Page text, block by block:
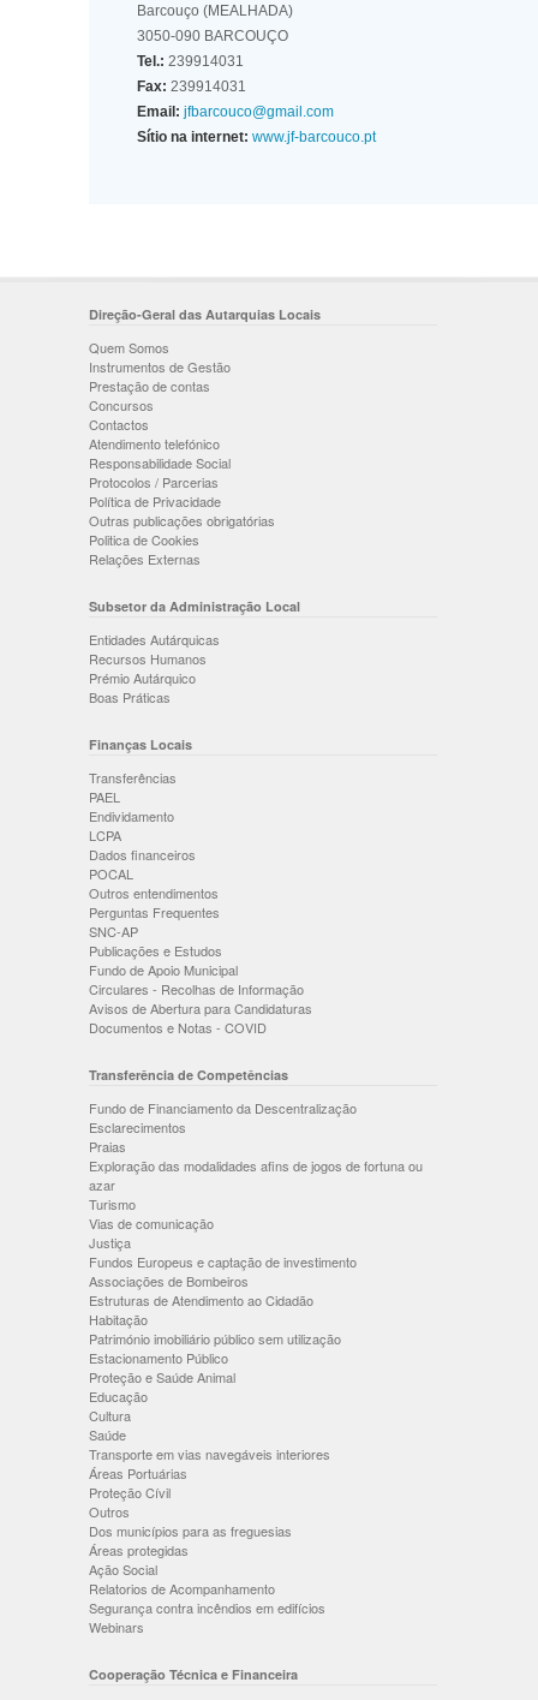
Barcouço (MEALHADA)
3050-090 BARCOUÇO
Tel.: 239914031
Fax: 239914031
Email: jfbarcouco@gmail.com
Sítio na internet: www.jf-barcouco.pt
Direção-Geral das Autarquias Locais
Quem Somos
Instrumentos de Gestão
Prestação de contas
Concursos
Contactos
Atendimento telefónico
Responsabilidade Social
Protocolos / Parcerias
Política de Privacidade
Outras publicações obrigatórias
Politica de Cookies
Relações Externas
Subsetor da Administração Local
Entidades Autárquicas
Recursos Humanos
Prémio Autárquico
Boas Práticas
Finanças Locais
Transferências
PAEL
Endividamento
LCPA
Dados financeiros
POCAL
Outros entendimentos
Perguntas Frequentes
SNC-AP
Publicações e Estudos
Fundo de Apoio Municipal
Circulares - Recolhas de Informação
Avisos de Abertura para Candidaturas
Documentos e Notas - COVID
Transferência de Competências
Fundo de Financiamento da Descentralização
Esclarecimentos
Praias
Exploração das modalidades afins de jogos de fortuna ou
azar
Turismo
Vias de comunicação
Justiça
Fundos Europeus e captação de investimento
Associações de Bombeiros
Estruturas de Atendimento ao Cidadão
Habitação
Património imobiliário público sem utilização
Estacionamento Público
Proteção e Saúde Animal
Educação
Cultura
Saúde
Transporte em vias navegáveis interiores
Áreas Portuárias
Proteção Cívil
Outros
Dos municípios para as freguesias
Áreas protegidas
Ação Social
Relatorios de Acompanhamento
Segurança contra incêndios em edifícios
Webinars
Cooperação Técnica e Financeira